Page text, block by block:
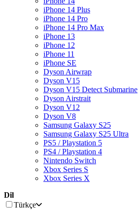
iPhone 14 Plus
iPhone 14 Pro
iPhone 14 Pro Max
iPhone 13
iPhone 12
iPhone 11
iPhone SE
Dyson Airwrap
Dyson V15
Dyson V15 Detect Submarine
Dyson Airstrait
Dyson V12
Dyson V8
Samsung Galaxy S25
Samsung Galaxy S25 Ultra
PS5 / Playstation 5
PS4 / Playstation 4
Nintendo Switch
Xbox Series S
Xbox Series X
Dil
Türkçe